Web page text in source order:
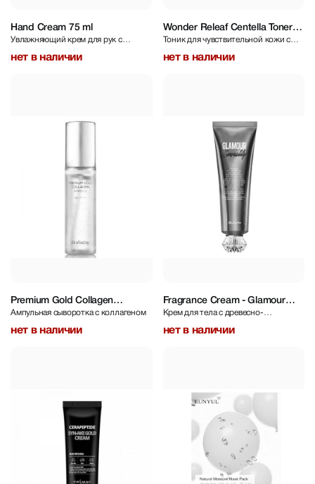
Hand Cream 75 ml
Увлажняющий крем для рук с
нет в наличии
Wonder Releaf Centella Toner
200 ml
Тоник для чувствительной кожи с
нет в наличии
Premium Gold Collagen
Ampoule 50 ml
Ампульная сыворотка с коллагеном
нет в наличии
Fragrance Cream - Glamour
Sensuality 140 ml
Крем для тела с древесно-
нет в наличии